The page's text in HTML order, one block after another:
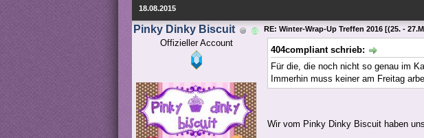
18.08.2015
Pinky Dinky Biscuit
Offizieller Account
RE: Winter-Wrap-Up Treffen 2016 [(25. -
404compliant schrieb:
Für die, die noch nicht so genau im
Immerhin muss keiner am Freitag
Wir vom Pinky Dinky Biscuit haben